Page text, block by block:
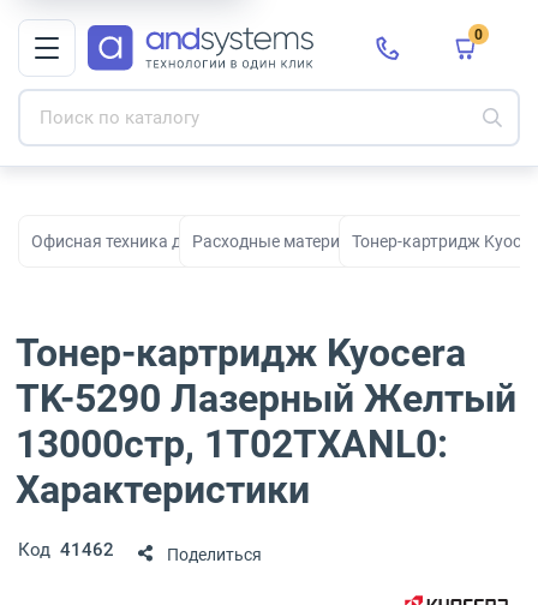
0
Офисная техника для печати, сканирования и
Расходные материалы для принтеров и
Тонер-картридж
Тонер-картридж Kyocera
TK-5290 Лазерный Желтый
13000стр, 1T02TXANL0:
Характеристики
Код 41462 Поделиться